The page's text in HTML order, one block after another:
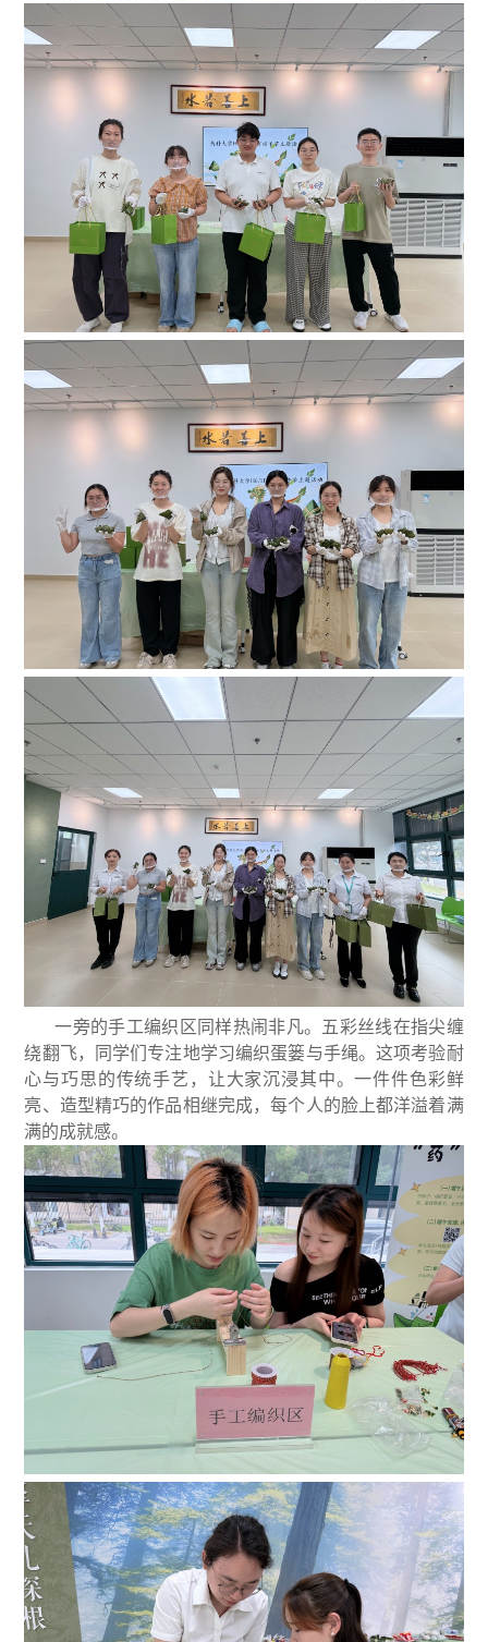
一旁的手工编织区同样热闹非凡。五彩丝线在指尖缠
绕翻飞，同学们专注地学习编织蛋篓与手绳。这项考验耐
心与巧思的传统手艺，让大家沉浸其中。一件件色彩鲜
亮、造型精巧的作品相继完成，每个人的脸上都洋溢着满
满的成就感。